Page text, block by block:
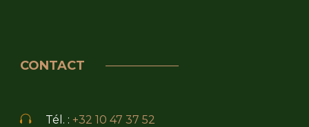
CONTACT
Tél. : +32 10 47 37 52